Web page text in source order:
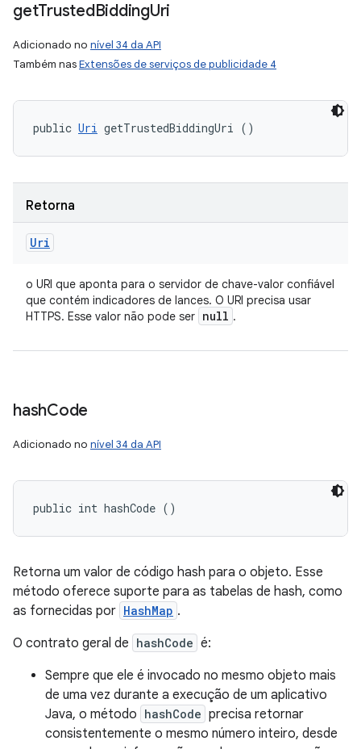
getTrustedBiddingUri
Adicionado no nível 34 da API
Também nasExtensões de serviços de publicidade 4
public Uri getTrustedBiddingUri ()
Retorna
Uri
o URI que aponta para o servidor de chave-valor confiável
que contém indicadores de lances. O URI precisa usar
HTTPS. Esse valor não pode ser null .
hashCode
Adicionado no nível 34 da API
public int hashCode ()
Retorna um valor de código hash para o objeto. Esse
método oferece suporte para as tabelas de hash, como
as fornecidas por HashMap .
O contrato geral de hashCode é:
Sempre que ele é invocado no mesmo objeto mais
de uma vez durante a execução de um aplicativo
Java, o método hashCode precisa retornar
consistentemente o mesmo número inteiro, desde